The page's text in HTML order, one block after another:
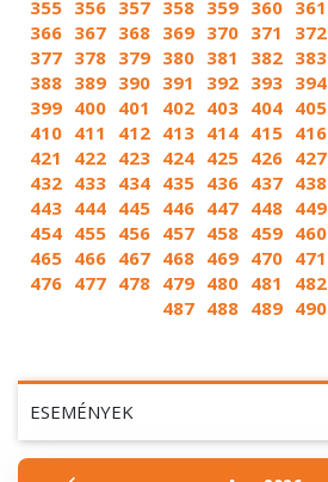
ESEMÉNYEK
355 356 357 358 359 360 361
366 367 368 369 370 371 372
377 378 379 380 381 382 383
388 389 390 391 392 393 394
399 400 401 402 403 404 405
410 411 412 413 414 415 416
421
422 423 424 425 426 427
432 433 434 435 436 437 438
443 444 445 446 447 448 449
454 455 456 457 458 459 460
465 466 467 468 469 470 471
476 477 478 479 480 481 482
487 488 489 490